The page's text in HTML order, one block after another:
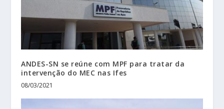
ANDES-SN se reúne com MPF para tratar da
intervenção do MEC nas Ifes
08/03/2021